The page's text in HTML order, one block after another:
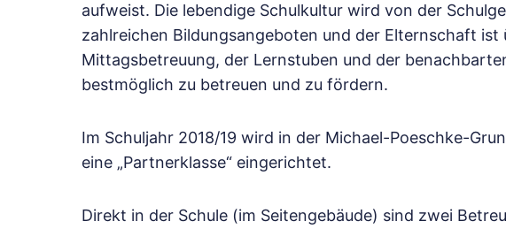
aufweist. Die lebendige Schulkultur wird von der
zahlreichen Bildungsangeboten und der Elternschaft
Mittagsbetreuung, der Lernstuben und der
bestmöglich zu betreuen und zu fördern.
Im Schuljahr 2018/19 wird in der Michael-Poeschke-
eine „Partnerklasse“ eingerichtet.
Direkt in der Schule (im Seitengebäude) sind zwei